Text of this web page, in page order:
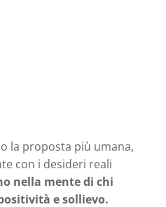
la proposta più umana,
con i desideri reali
nella mente di chi
e sollievo.